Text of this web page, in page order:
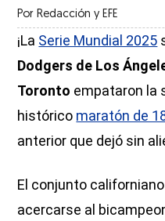
Por Redacción y EFE
¡La Serie Mundial 2025
Dodgers de Los
Toronto empataron la
histórico maratón de
anterior que dejó sin
El conjunto
acercarse al